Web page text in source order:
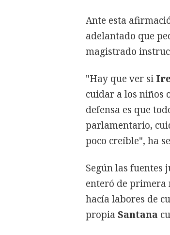
Ante esta
adelantado que
magistrado
"Hay que ver si
cuidar a los niños
defensa es que
parlamentario,
poco creíble", ha
Según las fuentes
enteró de primera
hacía labores de
propia Santana